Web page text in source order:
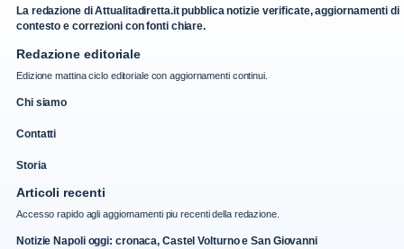
La redazione di Attualitadiretta.it pubblica notizie verificate, aggiornamenti di
contesto e correzioni con fonti chiare.
Redazione editoriale
Edizione mattina ciclo editoriale con aggiornamenti continui.
Chi siamo
Contatti
Storia
Articoli recenti
Accesso rapido agli aggiornamenti piu recenti della redazione.
Notizie Napoli oggi: cronaca, Castel Volturno e San Giovanni